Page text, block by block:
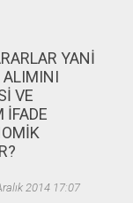
YANİ
ALIMINI
VE
İFADE
2014 17:07